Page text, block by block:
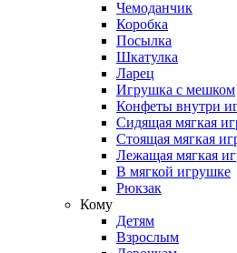
Чемоданчик
Коробка
Посылка
Шкатулка
Ларец
Игрушка с мешком
Конфеты внутри
Сидящая мягкая
Стоящая мягкая
Лежащая мягкая
В мягкой игрушке
Рюкзак
Кому
Детям
Взрослым